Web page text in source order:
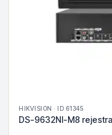
HIKVISION · ID 61345
DS-9632NI-M8